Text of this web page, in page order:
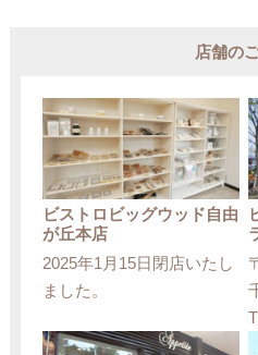
店舗の
ビストロビッグウッド自由
が丘本店
2025年1月15日閉店いたし
ました。